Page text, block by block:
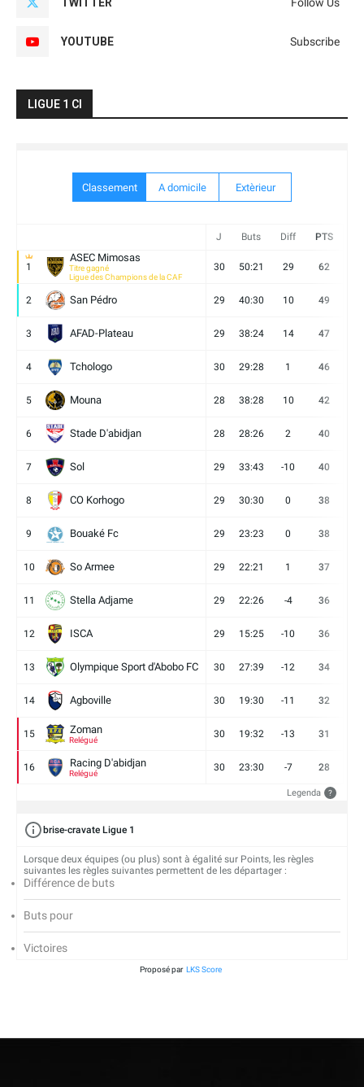
YOUTUBE Subscribe
LIGUE 1 CI
Classement A domicile Extèrieur
J Buts Diff PTS
1
ASEC Mimosas
Titre gagné
Ligue des Champions de la CAF
30 50:21 29 62
2 San Pédro 29 40:30 10 49
3 AFAD-Plateau 29 38:24 14 47
4 Tchologo 30 29:28 1 46
5 Mouna 28 38:28 10 42
6 Stade D'abidjan 28 28:26 2 40
7 Sol 29 33:43 -10 40
8 CO Korhogo 29 30:30 0 38
9 Bouaké Fc 29 23:23 0 38
10 So Armee 29 22:21 1 37
11 Stella Adjame 29 22:26 -4 36
12 ISCA 29 15:25 -10 36
13 Olympique Sport d'Abobo FC 30 27:39 -12 34
14 Agboville 30 19:30 -11 32
15 Zoman
Relégué
30 19:32 -13 31
16 Racing D'abidjan
Relégué
30 23:30 -7 28
Legenda ?
brise-cravate Ligue 1
Lorsque deux équipes (ou plus) sont à égalité sur Points, les règles
suivantes les règles suivantes permettent de les départager :
Différence de buts
Buts pour
Victoires
Proposé par LKS Score